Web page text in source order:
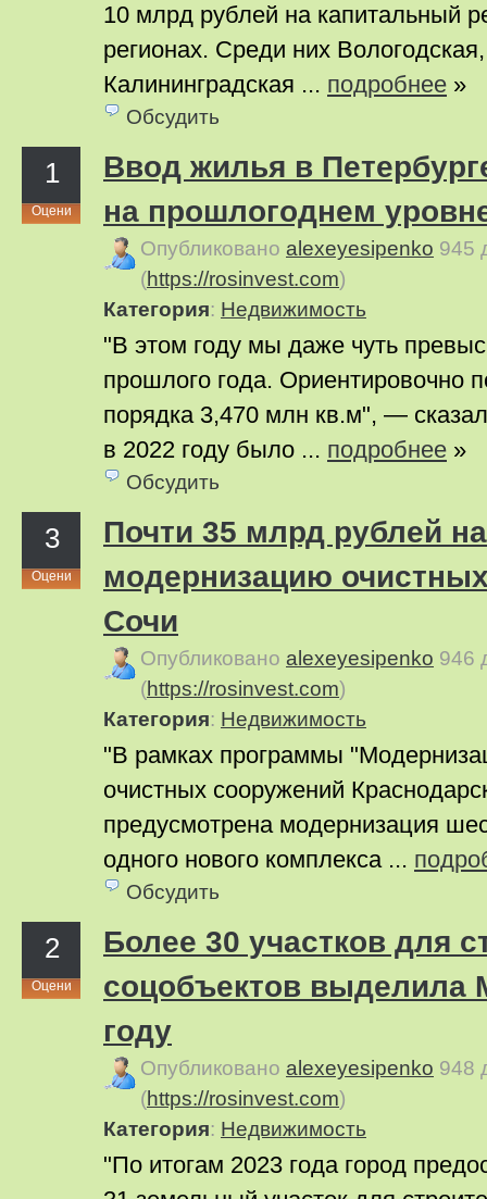
10 млрд рублей на капитальный
регионах. Среди них
Калининградская ... подробнее »
Обсудить
1
Оцени
Ввод жилья в
на прошлогоднем
Опубликовано alexeyesipenko 945
(https://rosinvest.com)
Категория: Недвижимость
"В этом году мы даже чуть
прошлого года. Ориентировочно
порядка 3,470 млн кв.м", —
в 2022 году было ... подробнее »
Обсудить
3
Оцени
Почти 35 млрд рублей
модернизацию
Сочи
Опубликовано alexeyesipenko 946
(https://rosinvest.com)
Категория: Недвижимость
"В рамках программы
очистных сооружений
предусмотрена модернизация
одного нового комплекса ...
Обсудить
2
Оцени
Более 30 участков для
соцобъектов выделила
году
Опубликовано alexeyesipenko 948
(https://rosinvest.com)
Категория: Недвижимость
"По итогам 2023 года город